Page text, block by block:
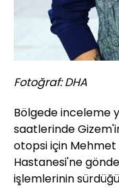
Fotoğraf: DHA
Bölgede inceleme
saatlerinde
otopsi için
Hastanesi'ne
işlemlerinin